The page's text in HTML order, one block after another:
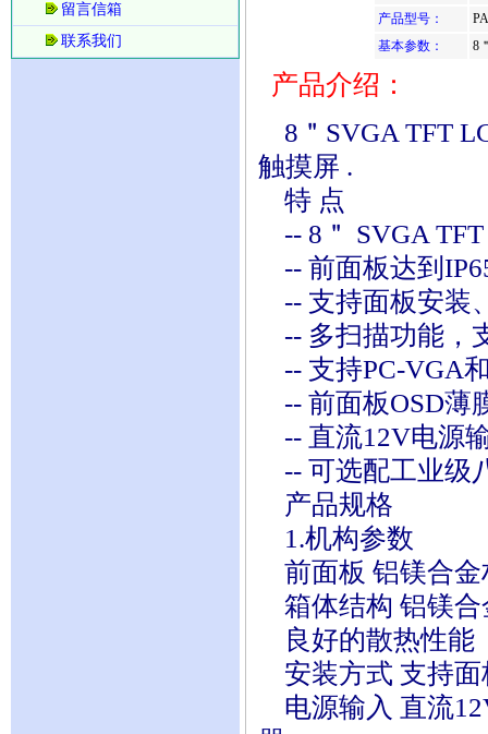
留言信箱
联系我们
产品型号：
基本参数：
8
产品介绍：
8＂SVGA TFT
触摸屏 .
特 点
-- 8＂ SVGA TFT
-- 前面板达到
-- 支持面板安装
-- 多扫描功能，
-- 支持PC-VGA
-- 前面板OSD薄
-- 直流12V电源
-- 可选配工业级
产品规格
1.机构参数
前面板 铝镁合金
箱体结构 铝镁合
良好的散热性能
安装方式 支持面
电源输入 直流